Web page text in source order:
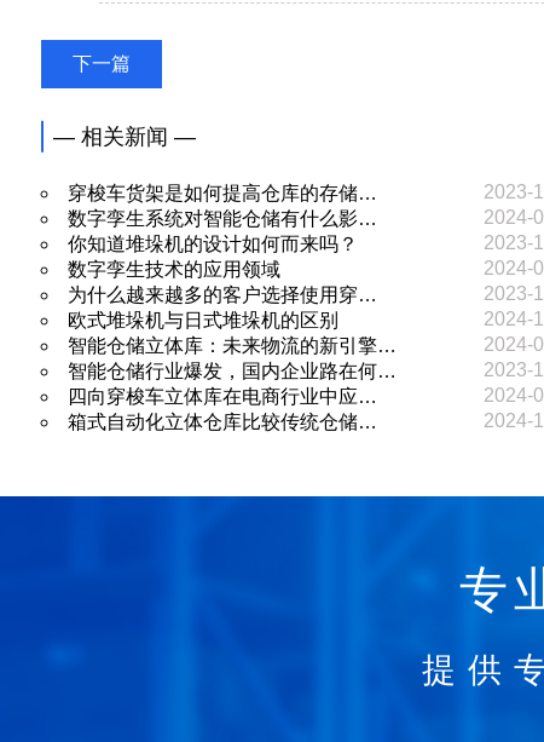
下一篇
— 相关新闻 —
穿梭车货架是如何提高仓库的存储… 2023-
数字孪生系统对智能仓储有什么影…
2024-
你知道堆垛机的设计如何而来吗？
2023-
数字孪生技术的应用领域
2024-
为什么越来越多的客户选择使用穿…
2023-
欧式堆垛机与日式堆垛机的区别
2024-
智能仓储立体库：未来物流的新引擎…
2024-
智能仓储行业爆发，国内企业路在何…
2023-
四向穿梭车立体库在电商行业中应…
2024-
箱式自动化立体仓库比较传统仓储…
2024-
专
提供